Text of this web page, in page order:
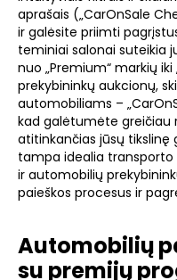
aprašais („CarOnSale
ir galėsite priimti
teminiai salonai suteikia
nuo „Premium“ markių
prekybininkų aukcionų,
automobiliams –
kad galėtumėte greičiau
atitinkančias jūsų
tampa idealia transporto
ir automobilių
paieškos procesus ir
Automobilių
su premijų